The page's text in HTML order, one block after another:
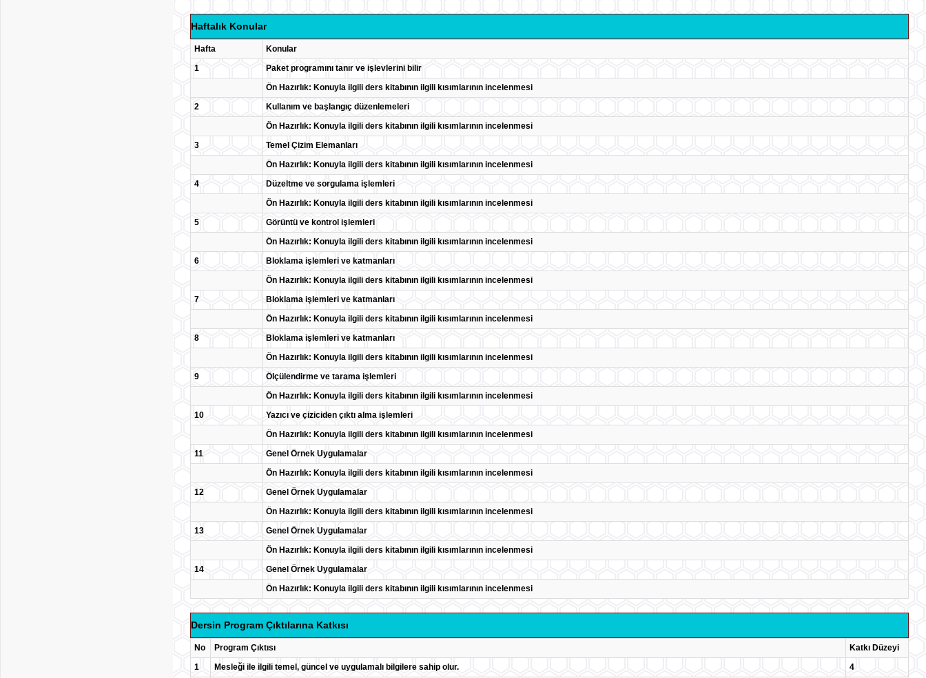
Haftalık Konular
Hafta
Konular
1
Paket programını tanır ve işlevlerini bilir
Ön Hazırlık: Konuyla ilgili ders kitabının ilgili kısımlarının incelenmesi
2
Kullanım ve başlangıç düzenlemeleri
Ön Hazırlık: Konuyla ilgili ders kitabının ilgili kısımlarının incelenmesi
3
Temel Çizim Elemanları
Ön Hazırlık: Konuyla ilgili ders kitabının ilgili kısımlarının incelenmesi
4
Düzeltme ve sorgulama işlemleri
Ön Hazırlık: Konuyla ilgili ders kitabının ilgili kısımlarının incelenmesi
5
Görüntü ve kontrol işlemleri
Ön Hazırlık: Konuyla ilgili ders kitabının ilgili kısımlarının incelenmesi
6
Bloklama işlemleri ve katmanları
Ön Hazırlık: Konuyla ilgili ders kitabının ilgili kısımlarının incelenmesi
7
Bloklama işlemleri ve katmanları
Ön Hazırlık: Konuyla ilgili ders kitabının ilgili kısımlarının incelenmesi
8
Bloklama işlemleri ve katmanları
Ön Hazırlık: Konuyla ilgili ders kitabının ilgili kısımlarının incelenmesi
9
Ölçülendirme ve tarama işlemleri
Ön Hazırlık: Konuyla ilgili ders kitabının ilgili kısımlarının incelenmesi
10
Yazıcı ve çiziciden çıktı alma işlemleri
Ön Hazırlık: Konuyla ilgili ders kitabının ilgili kısımlarının incelenmesi
11
Genel Örnek Uygulamalar
Ön Hazırlık: Konuyla ilgili ders kitabının ilgili kısımlarının incelenmesi
12
Genel Örnek Uygulamalar
Ön Hazırlık: Konuyla ilgili ders kitabının ilgili kısımlarının incelenmesi
13
Genel Örnek Uygulamalar
Ön Hazırlık: Konuyla ilgili ders kitabının ilgili kısımlarının incelenmesi
14
Genel Örnek Uygulamalar
Ön Hazırlık: Konuyla ilgili ders kitabının ilgili kısımlarının incelenmesi
Dersin Program Çıktılarına Katkısı
No Program Çıktısı
Katkı Düzeyi
1
Mesleği ile ilgili temel, güncel ve uygulamalı bilgilere sahip olur.
4